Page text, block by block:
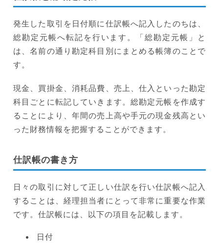
発生した取引を日付順に仕訳帳へ記入したのちは、
総勘定元帳へ転記を行います。「総勘定元帳」と
は、名前の通り勘定科目別にまとめる帳簿のことで
す。
現金、買掛金、消耗品費、売上、仕入といった勘定
科目ごとに転記していきます。総勘定元帳を作成す
ることにより、年間の売上高や手元の現金残高とい
った財務情報を把握することができます。
仕訳帳の書き方
日々の取引に対して正しい仕訳を行い仕訳帳へ記入
することは、経理担当者にとって非常に重要な作業
です。仕訳帳には、以下の項目を記載します。
日付